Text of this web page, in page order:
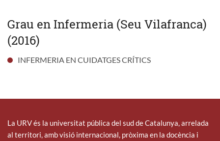
Grau en Infermeria (Seu Vilafranca)
(2016)
INFERMERIA EN CUIDATGES CRÍTICS
La URV és la universitat pública del sud de Catalunya, arrelada
al territori, amb visió internacional, pròxima en la docència i